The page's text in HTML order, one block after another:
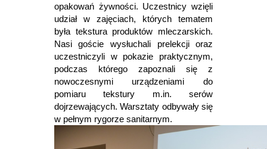
opakowań żywności. Uczestnicy wzięli
udział w zajęciach, których tematem
była tekstura produktów mleczarskich.
Nasi goście wysłuchali prelekcji oraz
uczestniczyli w pokazie praktycznym,
podczas którego zapoznali się z
nowoczesnymi urządzeniami do
pomiaru tekstury m.in. serów
dojrzewających. Warsztaty odbywały się
w pełnym rygorze sanitarnym.